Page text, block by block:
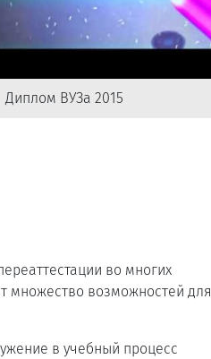
Диплом ВУЗа 2015
во многих
множество возможностей для
в учебный процесс